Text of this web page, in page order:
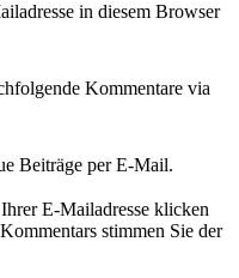
in diesem Browser
Kommentare via
Beiträge per E-Mail.
E-Mailadresse klicken
stimmen Sie der